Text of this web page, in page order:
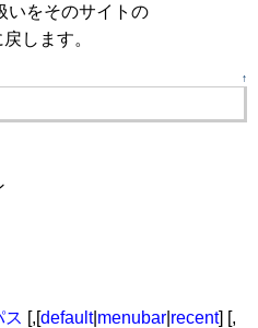
いをそのサイトの
します。
↑
ス [,[default| menubar recent] [,